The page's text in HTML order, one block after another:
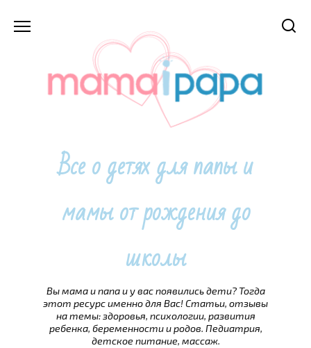
Все о детях для папы и
мамы от рождения до
школы
Вы мама и папа и у вас появились дети? Тогда
этот ресурс именно для Вас! Статьи, отзывы
на темы: здоровья, психологии, развития
ребенка, беременности и родов. Педиатрия,
детское питание, массаж.